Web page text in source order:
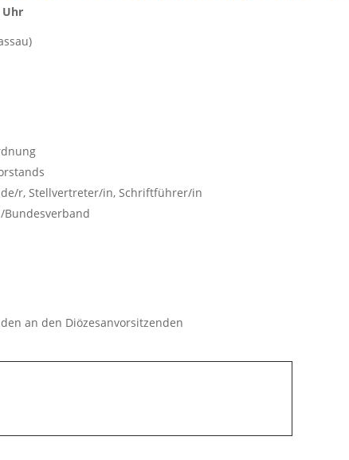
Uhr
r, Stellvertreter/in, Schriftführer/in
an den Diözesanvorsitzenden